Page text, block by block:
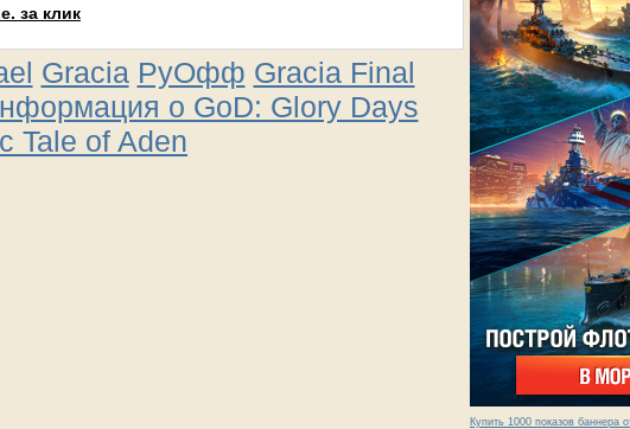
Купить 1000 показов баннера
за клик
Gracia РуОфф Gracia Final
о GoD: Glory Days
Tale of Aden